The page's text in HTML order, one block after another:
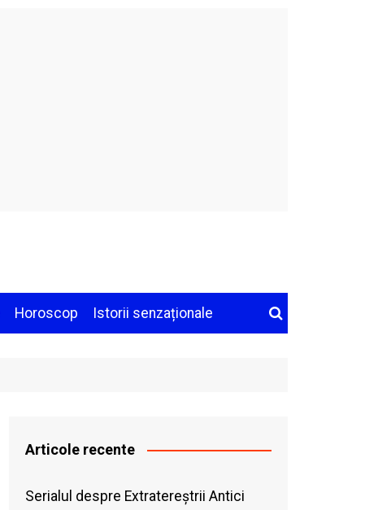
Horoscop Istorii senzaționale
Articole recente
Serialul despre Extratereștrii Antici